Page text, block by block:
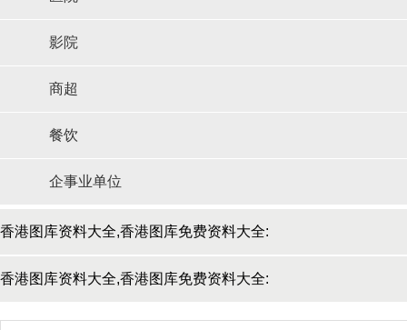
影院
商超
餐饮
企事业单位
香港图库资料大全,香港图库免费资料大全:
资讯动态
香港图库资料大全,香港图库免费资料大全:
合作客户